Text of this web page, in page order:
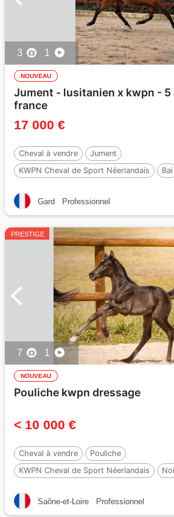
3 1
NOUVEAU
Jument - lusitanien x kwpn - 5
france
17 000 €
Cheval à vendre
Jument
KWPN Cheval de Sport Néerlandais
Bai
Gard Professionnel
PRESTIGE
7 1
NOUVEAU
Pouliche kwpn dressage
< 10 000 €
Cheval à vendre
Pouliche
KWPN Cheval de Sport Néerlandais
Saône-et-Loire
Professionnel